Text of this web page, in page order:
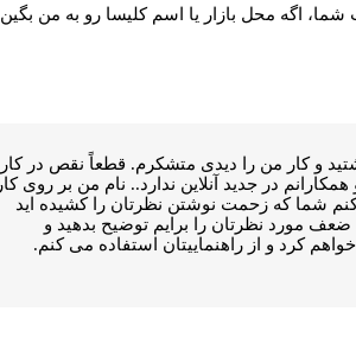
اگه محل بازار یا اسم کلیسا رو به من بگین
و کار من را دیدی متشکرم. قطعاً نقص در کار
در جدید آنلاین ندارد.. نام من بر روی
شما که زحمت نوشتن نظرتان را کشیده اید
مورد نظرتان را برایم توضیح بدهید و
کرد و از راهنماییتان استفاده می کنم.